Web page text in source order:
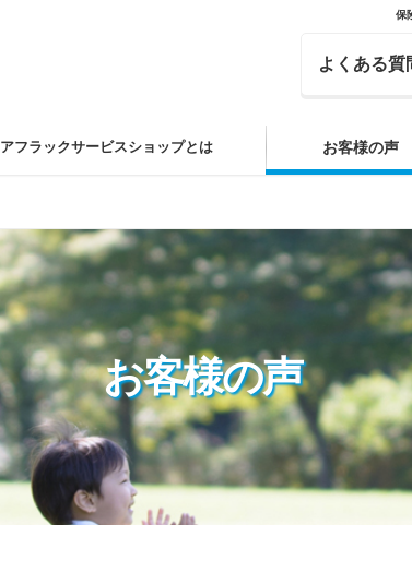
保
よくある質
アフラックサービスショップとは お客様の声
お客様の声